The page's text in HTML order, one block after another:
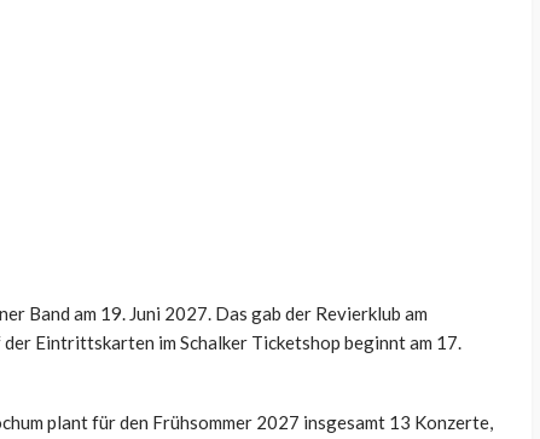
Band am 19. Juni 2027. Das gab der Revierklub am
Eintrittskarten im Schalker Ticketshop beginnt am 17.
plant für den Frühsommer 2027 insgesamt 13 Konzerte,